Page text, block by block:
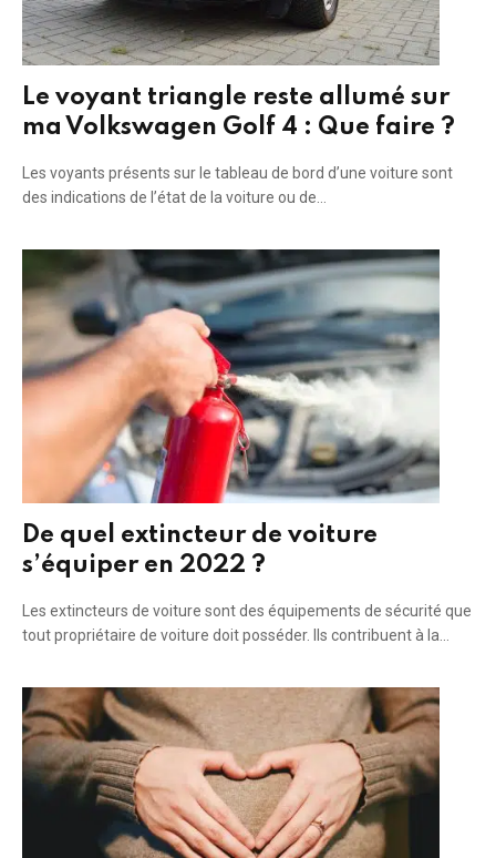
Le voyant triangle reste allumé sur
ma Volkswagen Golf 4 : Que faire ?
Les voyants présents sur le tableau de bord d’une voiture sont
des indications de l’état de la voiture ou de…
De quel extincteur de voiture
s’équiper en 2022 ?
Les extincteurs de voiture sont des équipements de sécurité que
tout propriétaire de voiture doit posséder. Ils contribuent à la…